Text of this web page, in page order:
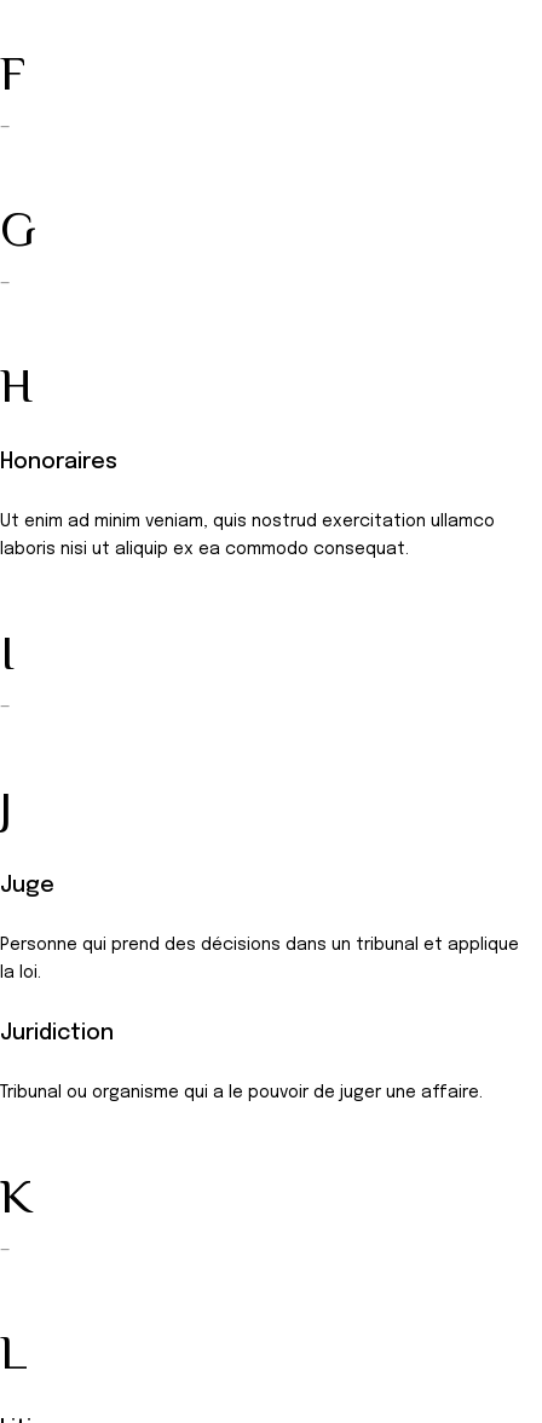
F
—
G
—
H
Honoraires
Ut enim ad minim veniam, quis nostrud exercitation ullamco
laboris nisi ut aliquip ex ea commodo consequat.
I
—
J
Juge
Personne qui prend des décisions dans un tribunal et applique
la loi.
Juridiction
Tribunal ou organisme qui a le pouvoir de juger une affaire.
K
—
L